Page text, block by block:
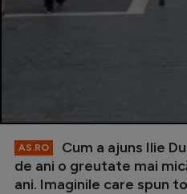
AS.RO
Cum a ajuns Ilie
de ani o greutate mai
ani. Imaginile care spun